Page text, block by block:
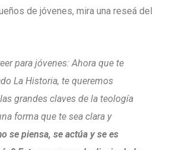
de jóvenes, mira una reseá del
para jóvenes: Ahora que te
La Historia, te queremos
grandes claves de la teología
forma que te sea clara y
se piensa, se actúa y se es